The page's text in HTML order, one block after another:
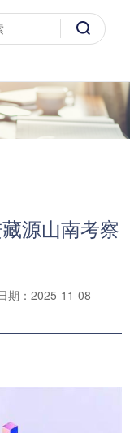
源山南考察
期：2025-11-08